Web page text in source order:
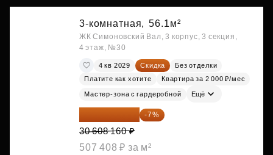
3-комнатная, 56.1м²
ЖК Симоновский Вал, 3 корпус, 3 секция,
4 этаж, №30
4 кв 2029 Скидка
Без отделки
Платите как хотите
Квартира за 2 000 ₽/мес
Мастер-зона с гардеробной Ещё
28 465 589 ₽ -7%
30 608 160 ₽
507 408 ₽ за м²